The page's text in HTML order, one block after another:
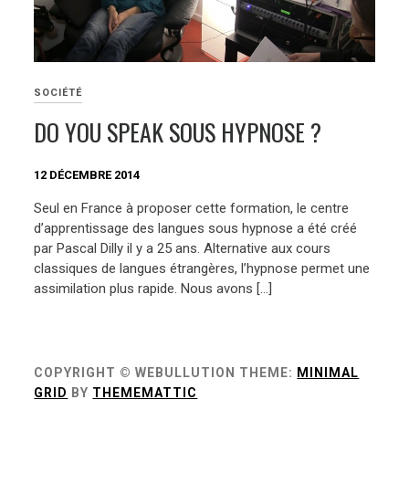
SOCIÉTÉ
DO YOU SPEAK SOUS HYPNOSE ?
12 DÉCEMBRE 2014
Seul en France à proposer cette formation, le centre
d’apprentissage des langues sous hypnose a été créé
par Pascal Dilly il y a 25 ans. Alternative aux cours
classiques de langues étrangères, l’hypnose permet une
assimilation plus rapide. Nous avons […]
COPYRIGHT © WEBULLUTION THEME: MINIMAL
GRID BY THEMEMATTIC